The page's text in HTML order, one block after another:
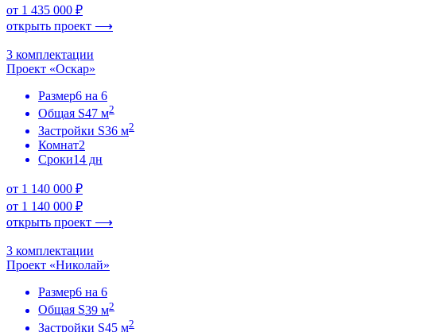
от 1 435 000 ₽
открыть проект ⟶
3 комплектации
Проект «Оскар»
Размер6 на 6
Общая S47 м2
Застройки S36 м2
Комнат2
Сроки14 дн
от 1 140 000 ₽
от 1 140 000 ₽
открыть проект ⟶
3 комплектации
Проект «Николай»
Размер6 на 6
Общая S39 м2
Застройки S45 м2